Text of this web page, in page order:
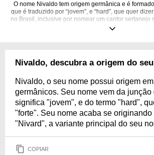
O nome Nivaldo tem origem germânica e é
que é traduzido por “jovem”, e “hard”, que quer
no Brasil, inclusive por nomear um cantor sertanejo
Nivaldo Batista Lima, mais conhecido pelo seu
indisciplina e infidelidade. Para saber mais sobre as
Nivaldo, descubra a origem do
Nivaldo, o seu nome possui origem
germânicos. Seu nome vem da junção
significa "jovem", e do termo "hard",
"forte". Seu nome acaba se originando
"Nivard", a variante principal do seu
COPIAR